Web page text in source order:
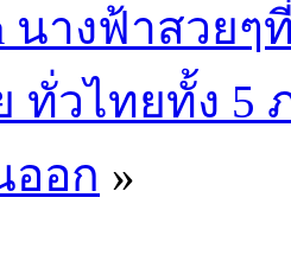
นางฟ้าสวย
ทั่วไทยทั้ง 5
ออก »